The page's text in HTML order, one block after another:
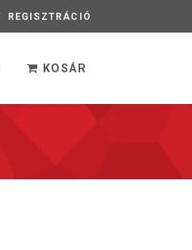
REGISZTRÁCIÓ
KOSÁR